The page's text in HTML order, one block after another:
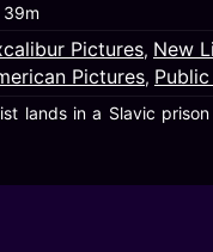
39m
Pictures, New
Pictures,
lands in a Slavic